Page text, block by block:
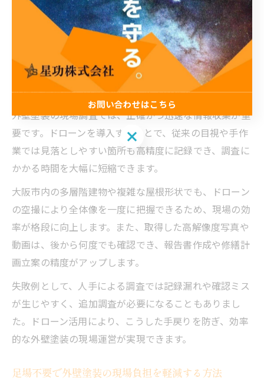
ムで確認しながら、外壁のひび割れや屋根の劣化箇所を
正確に特定できます。これにより、従業員の身体的負担
や事故発生リスクを大幅に削減し、安心して外壁塗装の
計画を立てることができます。
外壁塗装現場での調査効率アップの秘訣
外壁塗装の現場調査では、正確かつ迅速な情報収集が重
要です。ドローンを導入することで、従来の目視や手作
業では見落としやすい箇所も高精度に記録でき、調査に
かかる時間を大幅に短縮できます。
大阪市内の多層階建物や複雑な屋根形状でも、ドローン
の空撮により全体像を一度に把握できるため、現場の効
率が格段に向上します。また、取得した高解像度写真や
動画は、後から何度でも確認でき、報告書作成や修繕計
画立案の精度がアップします。
失敗例として、人手による調査では記録漏れや確認ミス
が生じやすく、追加調査が必要になることもありまし
た。ドローン活用により、こうした手戻りを防ぎ、効率
的な外壁塗装の現場運営が実現できます。
足場不要で外壁塗装の現場負担を軽減する方法
お問い合わせはこちら
お問い合わせはこちら